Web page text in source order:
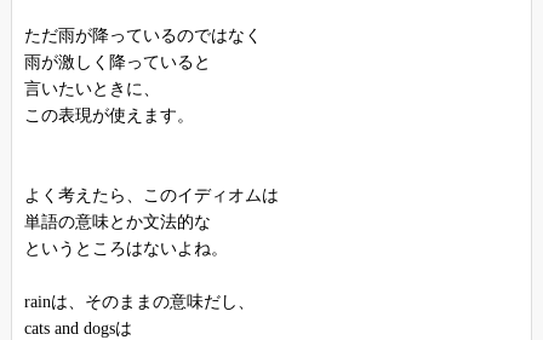
ただ雨が降っているのではなく
雨が激しく降っていると
言いたいときに、
この表現が使えます。
よく考えたら、このイディオムは
単語の意味とか文法的な
というところはないよね。
rainは、そのままの意味だし、
cats and dogsは